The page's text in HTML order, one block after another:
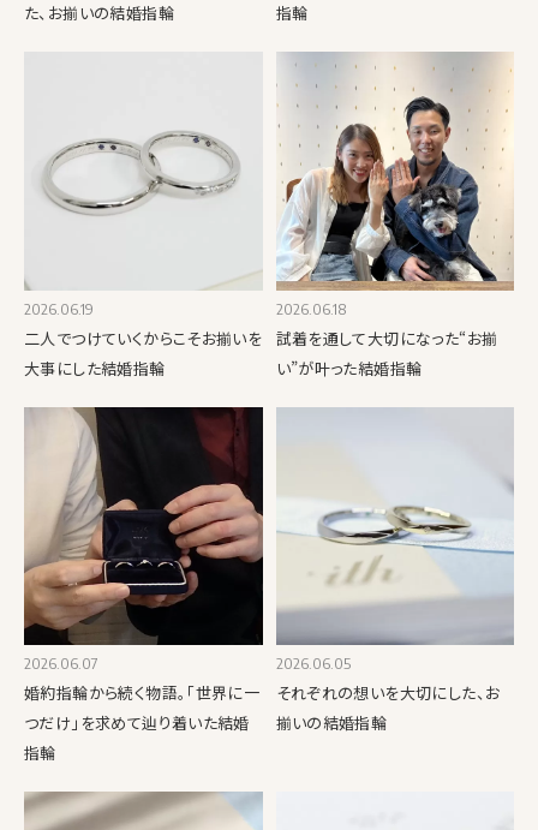
た、お揃いの結婚指輪 指輪
2026.06.19
二人でつけていくからこそお揃いを
大事にした結婚指輪
2026.06.18
試着を通して大切になった“お揃
い”が叶った結婚指輪
2026.06.07
婚約指輪から続く物語。「世界に一
つだけ」を求めて辿り着いた結婚
指輪
2026.06.05
それぞれの想いを大切にした、お
揃いの結婚指輪